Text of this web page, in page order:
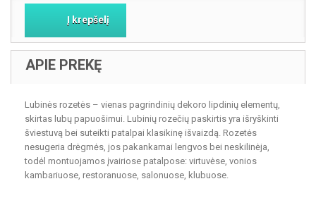
Į krepšelį
APIE PREKĘ
Lubinės rozetės – vienas pagrindinių dekoro lipdinių elementų,
skirtas lubų papuošimui. Lubinių rozečių paskirtis yra išryškinti
šviestuvą bei suteikti patalpai klasikinę išvaizdą. Rozetės
nesugeria drėgmės, jos pakankamai lengvos bei neskilinėja,
todėl montuojamos įvairiose patalpose: virtuvėse, vonios
kambariuose, restoranuose, salonuose, klubuose.